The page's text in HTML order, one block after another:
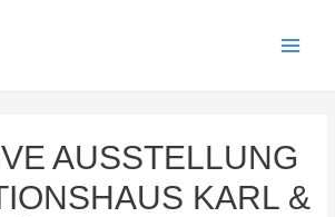
AUSSTELLUNG
KARL &